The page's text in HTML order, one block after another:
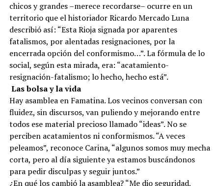
chicos y grandes –merece recordarse– ocurre en un
territorio que el historiador Ricardo Mercado Luna
describió así: “Esta Rioja signada por aparentes
fatalismos, por alentadas resignaciones, por la
encerrada opción del conformismo…”. La fórmula de lo
social, según esta mirada, era: “acatamiento-
resignación-fatalismo; lo hecho, hecho está”.
Las bolsa y la vida
Hay asamblea en Famatina. Los vecinos conversan con
fluidez, sin discursos, van puliendo y mejorando entre
todos ese material precioso llamado “ideas”. No se
perciben acatamientos ni conformismos. “A veces
peleamos”, reconoce Carina, “algunos somos muy mecha
corta, pero al día siguiente ya estamos buscándonos
para pedir disculpas y seguir juntos.”
¿En qué los cambió la asamblea? “Me dio seguridad,